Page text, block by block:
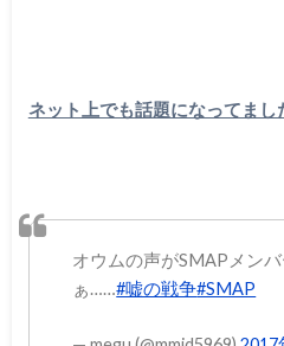
ネット上でも話題になってまし
オウムの声がSMAPメン
ぁ……#嘘の戦争#SMAP